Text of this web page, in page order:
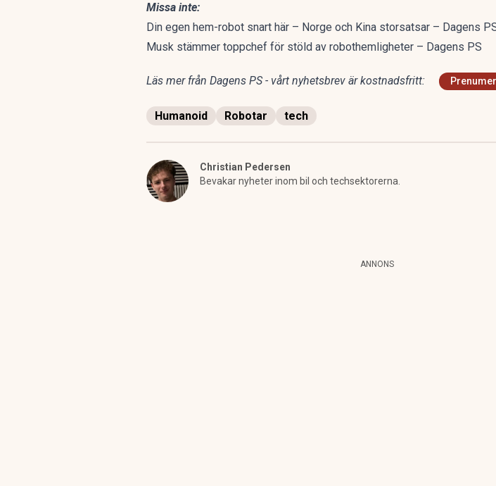
Missa inte:
Din egen hem-robot snart här – Norge och Kina storsatsar – Dagens
Musk stämmer toppchef för stöld av robothemligheter – Dagens PS
Läs mer från Dagens PS - vårt nyhetsbrev är kostnadsfritt:
Humanoid Robotar tech
Christian Pedersen
Bevakar nyheter inom bil och techsektorerna.
ANNONS